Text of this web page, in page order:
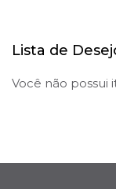
Lista de
Você não possui